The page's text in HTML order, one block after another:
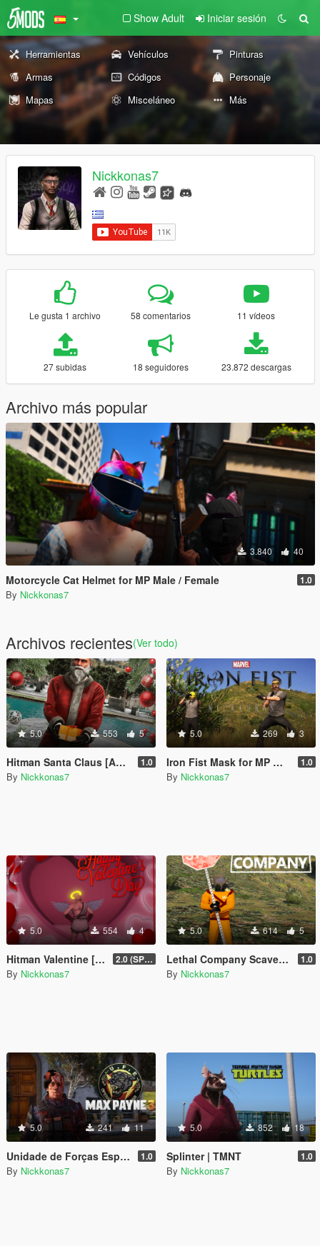
Show Adult Iniciar sesión
Herramientas Vehículos
Pinturas
Armas
Códigos
Personaje
Mapas
Misceláneo Más
Nickkonas7
Le gusta 1 archivo 58 comentarios 11 vídeos
27 subidas 18 seguidores 23.872 descargas
Archivo más popular
3.840 40
Motorcycle Cat Helmet for MP Male / Female 1.0
By Nickkonas7
Archivos recientes(Ver todo)
5.0 553 5
Hitman Santa Claus [Add-On Ped] 1.0
By Nickkonas7
5.0 269 3
Iron Fist Mask for MP Male 1.0
By Nickkonas7
5.0 554 4
Hitman Valentine [Add-On Ped] 2.0 (SP Fix)
By Nickkonas7
5.0 614 5
Lethal Company Scavenger [Add-On Ped] 1.0
By Nickkonas7
5.0 241 11
Unidade de Forças Especiais (U.F.E.) Soldier from Maxpayne 3 [Add-On Ped] 1.0
By Nickkonas7
5.0 852 18
Splinter | TMNT 1.0
By Nickkonas7